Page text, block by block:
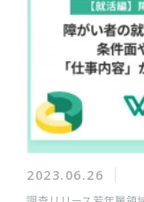
2023.06.26